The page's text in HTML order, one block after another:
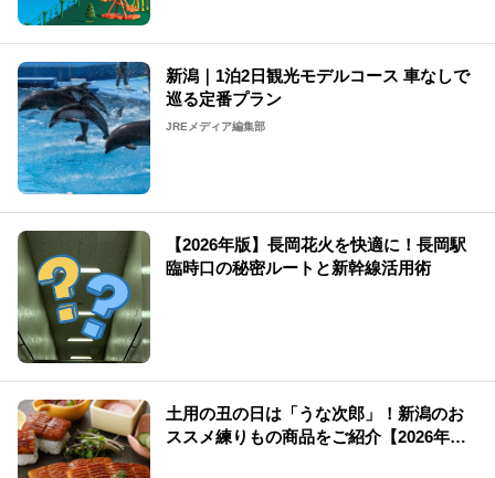
新潟｜1泊2日観光モデルコース 車なしで
巡る定番プラン
JREメディア編集部
【2026年版】長岡花火を快適に！長岡駅
臨時口の秘密ルートと新幹線活用術
土用の丑の日は「うな次郎」！新潟のお
ススメ練りもの商品をご紹介【2026年